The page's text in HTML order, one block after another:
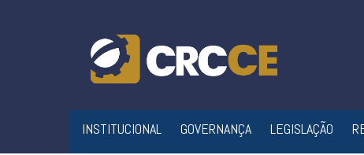
INSTITUCIONAL GOVERNANÇA LEGISLAÇÃO